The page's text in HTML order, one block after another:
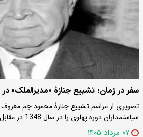
سفر در زمان؛ تشییع جنازۀ «مدیرالملک» در
تصویری از مراسم تشییع جنازۀ محمود جم معروف
سیاستمداران دوره پهلوی را در سال 1348 در مقابل مسجد…
۰۷ مرداد ۱۴۰۵